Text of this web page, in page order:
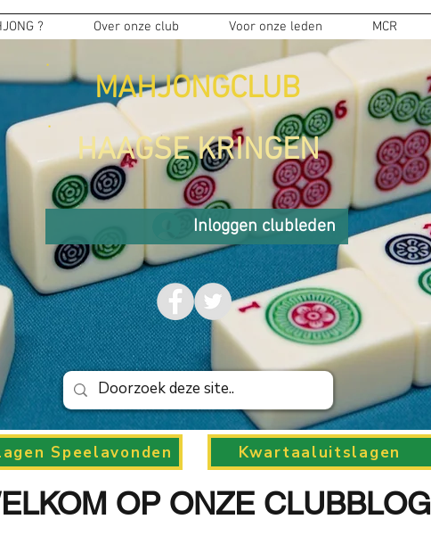
? Over onze club Voor onze leden MCR
MAHJONGCLUB
HAAGSE KRINGEN
Inloggen clubleden
Speelavonden Kwartaaluitslagen
OP ONZE CLUBBLOG